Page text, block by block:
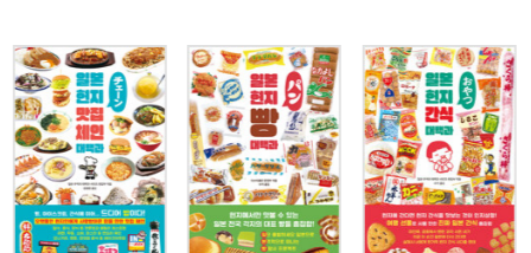
각지의 개성 넘치는 맛을 통조림, 병조림, 즉석 식품으로 손쉽게 즐겨
보자. 3부에서는 요리를 더 맛있게 해주는 조미료의 세계로 안내한
다. 간장, 쓰유, 소스, 식초 같은 주방의 필수 조미료와 미소 된장과 향
신료, 일본 특유의 맛과 향이 물씬 풍기는 이색 조미료 등 요리를 좋아
하는 사람이라면 눈이 번쩍 뜨일 만한 아이템이 가득하다. 현지인이
사랑해 마지않는 다양한 면류도 빼놓을 수 없다. 우동, 소바, 라멘, 건
면 등 면에 진심인 일본인의 면 사랑이 느껴질 만큼 면의 종류 또한 다